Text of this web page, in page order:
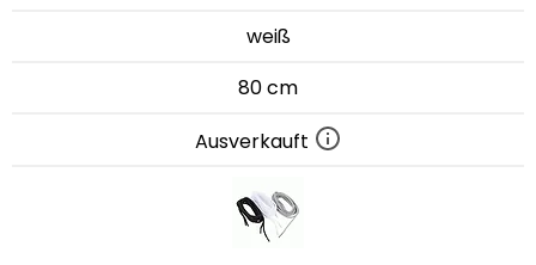
weiß
80 cm
Ausverkauft